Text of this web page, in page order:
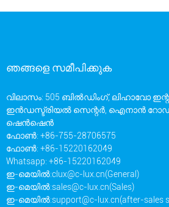
ഞങ്ങളെ സമീപിക്കുക
വിലാസം: 505 ബിൽഡിംഗ്, ലിഹാവോ
ഇൻഡസ്ട്രിയൽ സെന്റർ, ഐനാൻ റോഡ്
ഷെൻ‌ഷെൻ
ഫോൺ: +86-755-28706575
ഫോൺ: +86-15220162049
Whatsapp: +86-15220162049
ഇ-മെയിൽ:clux@c-lux.cn(General)
ഇ-മെയിൽ:sales@c-lux.cn(Sales)
ഇ-മെയിൽ:support@c-lux.cn(after-sales